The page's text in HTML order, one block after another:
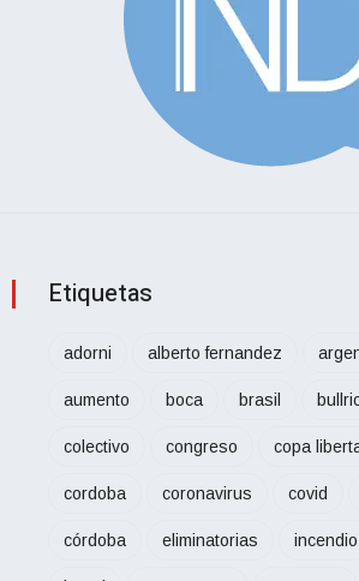
Etiquetas
adorni alberto fernandez
aumento boca brasil
colectivo congreso copa
cordoba coronavirus covid
córdoba eliminatorias incendio